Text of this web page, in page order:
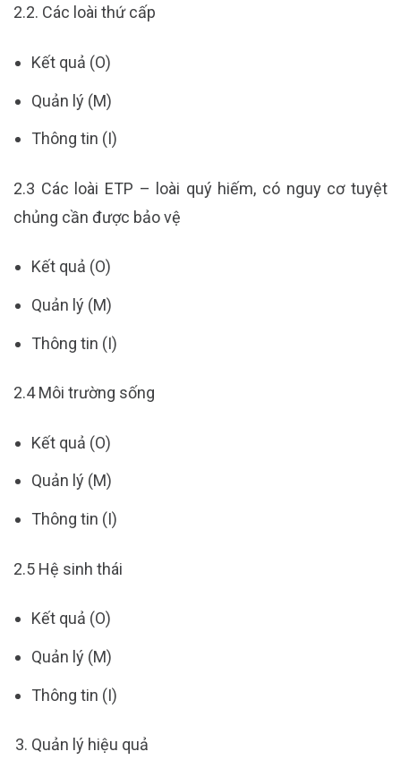
2.2. Các loài thứ cấp
Kết quả (O)
Quản lý (M)
Thông tin (I)
2.3 Các loài ETP – loài quý hiếm, có nguy cơ tuyệt
chủng cần được bảo vệ
Kết quả (O)
Quản lý (M)
Thông tin (I)
2.4 Môi trường sống
Kết quả (O)
Quản lý (M)
Thông tin (I)
2.5 Hệ sinh thái
Kết quả (O)
Quản lý (M)
Thông tin (I)
Quản lý hiệu quả